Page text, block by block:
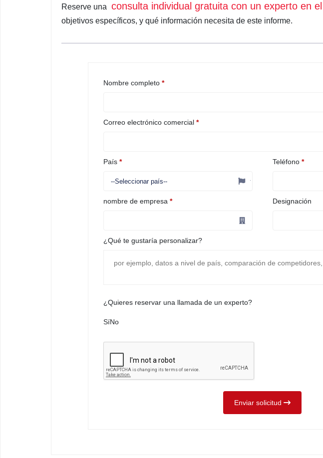
Reserve una consulta individual gratuita con un experto en
objetivos específicos, y qué información necesita de este informe.
Nombre completo *
Correo electrónico comercial *
País * Teléfono *
nombre de empresa * Designación
¿Qué te gustaría personalizar?
¿Quieres reservar una llamada de un experto?
SíNo
Enviar solicitud